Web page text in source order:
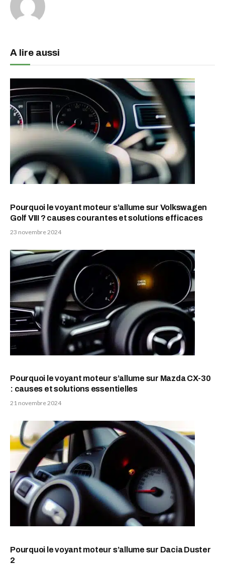
A lire aussi
Pourquoi le voyant moteur s’allume sur Volkswagen
Golf VIII ? causes courantes et solutions efficaces
23 novembre 2024
Pourquoi le voyant moteur s’allume sur Mazda CX-30
: causes et solutions essentielles
21 novembre 2024
Pourquoi le voyant moteur s’allume sur Dacia Duster
2